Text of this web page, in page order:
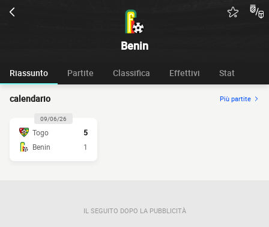
Benin
Riassunto Partite Classifica Effettivi Stat
calendario Più partite
09/06/26
Togo
5
Benin
1
IL SEGUITO DOPO LA PUBBLICITÀ